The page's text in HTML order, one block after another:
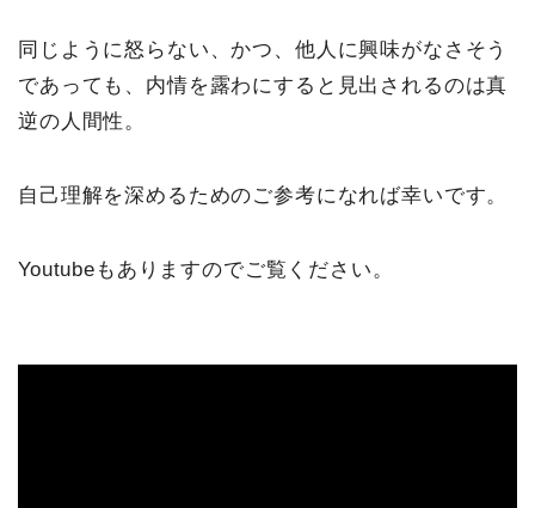
同じように怒らない、かつ、他人に興味がなさそう
であっても、内情を露わにすると見出されるのは真
逆の人間性。
自己理解を深めるためのご参考になれば幸いです。
Youtubeもありますのでご覧ください。